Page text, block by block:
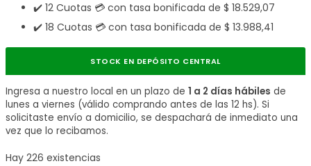
✔️ 12 Cuotas 💳 con tasa bonificada de $ 18.529,07
✔️ 18 Cuotas 💳 con tasa bonificada de $ 13.988,41
STOCK EN DEPÓSITO CENTRAL
Ingresa a nuestro local en un plazo de 1 a 2 días hábiles de
lunes a viernes (válido comprando antes de las 12 hs). Si
solicitaste envío a domicilio, se despachará de inmediato una
vez que lo recibamos.
Hay 226 existencias